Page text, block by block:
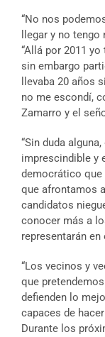
“No nos
llegar y no
“Allá por 2011
sin embargo
llevaba 20 años
no me escondí,
Zamarro y el
“Sin duda
imprescindible y
democrático que
que afrontamos
candidatos
conocer más a
representarán en
“Los vecinos y
que
defienden lo
capaces de
Durante los